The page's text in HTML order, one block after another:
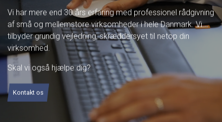
Vi har mere end 30 års erfaring med professionel rådgivning
af små og mellemstore virksomheder i hele Danmark. Vi
tilbyder grundig vejledning, skræddersyet til netop din
virksomhed.
Skal vi også hjælpe dig?
Kontakt os